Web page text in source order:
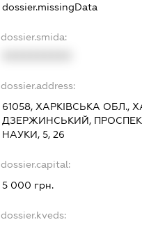
dossier.missingData
dossier.smida:
dossier.address:
61058, ХАРКІВСЬКА ОБЛ.,
ДЗЕРЖИНСЬКИЙ,
НАУКИ, 5, 26
dossier.capital:
5 000 грн.
dossier.kveds: